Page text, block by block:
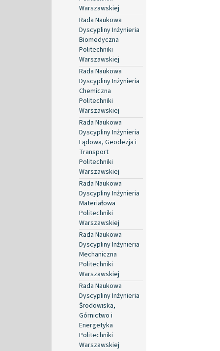
Warszawskiej
Rada Naukowa
Dyscypliny Inżynieria
Biomedyczna
Politechniki
Warszawskiej
Rada Naukowa
Dyscypliny Inżynieria
Chemiczna
Politechniki
Warszawskiej
Rada Naukowa
Dyscypliny Inżynieria
Lądowa, Geodezja i
Transport
Politechniki
Warszawskiej
Rada Naukowa
Dyscypliny Inżynieria
Materiałowa
Politechniki
Warszawskiej
Rada Naukowa
Dyscypliny Inżynieria
Mechaniczna
Politechniki
Warszawskiej
Rada Naukowa
Dyscypliny Inżynieria
Środowiska,
Górnictwo i
Energetyka
Politechniki
Warszawskiej